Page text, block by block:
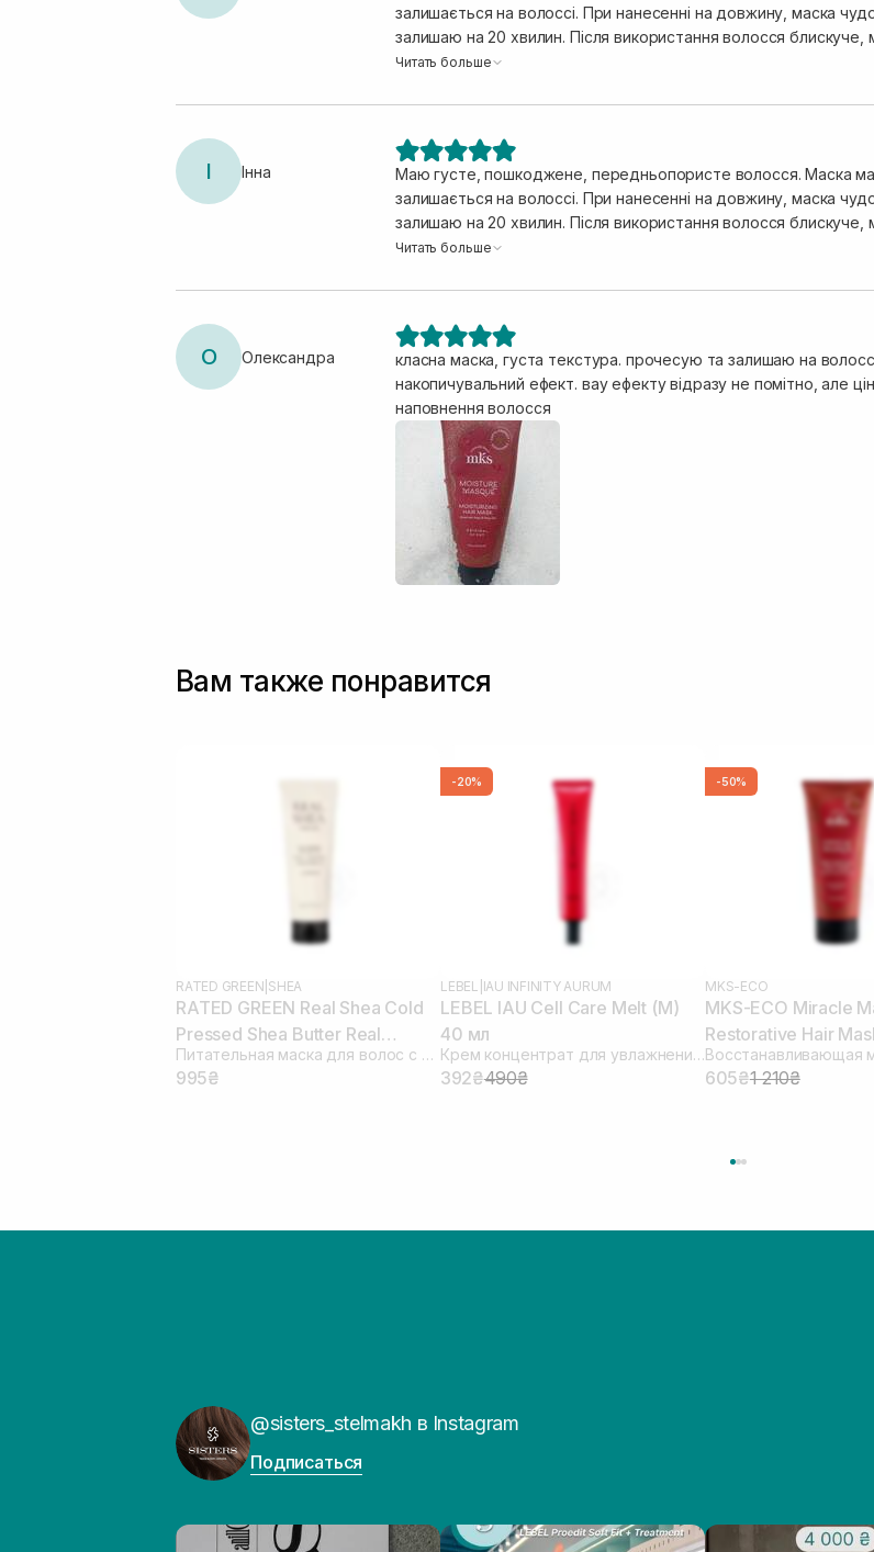
залишається на волоссі. При нанесенні на довжину, маска
залишаю на 20 хвилин. Після використання волосся
волоссю також підійде, не буде обтяжувати. За таку ціну,
Читать больше
І Інна
Маю густе, пошкоджене, передньопористе волосся. Маска
залишається на волоссі. При нанесенні на довжину, маска
залишаю на 20 хвилин. Після використання волосся
волоссю також підійде, не буде обтяжувати. За таку ціну,
Читать больше
О Олександра
класна маска, густа текстура. прочесую та залишаю на
накопичувальний ефект. вау ефекту відразу не помітно, але
наповнення волосся
Вам также понравится
RATED GREEN SHEA
RATED GREEN Real Shea Cold
Pressed Shea Butter Real
Change Treatment 240 мл
Питательная маска для волос с маслом ши
995₴
-20%
LEBEL IAU INFINITY AURUM
LEBEL IAU Cell Care Melt (M)
40 мл
Крем концентрат для увлажнения волос
392₴490₴
-50%
MKS-ECO
MKS-ECO Miracle
Restorative Hair
Scent 207 мл
605₴1 210₴
@sisters_stelmakh в Instagram
Подписаться